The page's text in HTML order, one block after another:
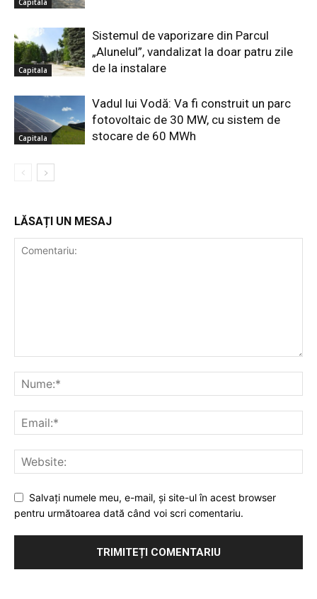
Capitala
Sistemul de vaporizare din Parcul
„Alunelul”, vandalizat la doar patru zile
de la instalare
Capitala
Vadul lui Vodă: Va fi construit un parc
fotovoltaic de 30 MW, cu sistem de
stocare de 60 MWh
LĂSAȚI UN MESAJ
Salvaţi numele meu, e-mail, şi site-ul în acest browser
pentru următoarea dată când voi scri comentariu.